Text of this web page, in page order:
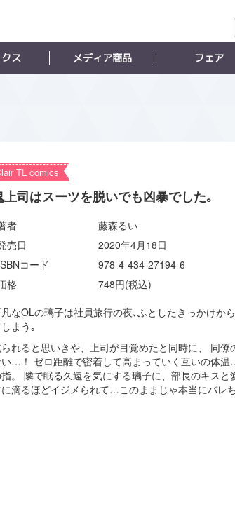
作
ス メディア商品 フェア
TL comics
上司はスーツを脱いでも凶暴でした｡
者
藤森るい
売日
2020年4月18日
コード
978-4-434-27194-6
格
748円(税込)
なOLの璃子は社員旅行の夜､ふとしたきっかけか
まう｡
れると思いきや、上司が目覚めたと同時に、 同
…！ ゼロ距離で密着して高まっていく互いの体
。 隣で眠る久遠を気にする璃子に、部長のキス
に滴るほどイジメられて…このままじゃ本当にバ